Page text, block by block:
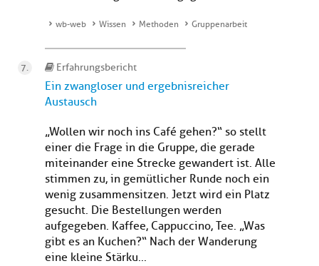
wb-web Wissen Methoden Gruppenarbeit
Erfahrungsbericht
Ein zwangloser und ergebnisreicher
Austausch
„Wollen wir noch ins Café gehen?“ so stellt
einer die Frage in die Gruppe, die gerade
miteinander eine Strecke gewandert ist. Alle
stimmen zu, in gemütlicher Runde noch ein
wenig zusammensitzen. Jetzt wird ein Platz
gesucht. Die Bestellungen werden
aufgegeben. Kaffee, Cappuccino, Tee. „Was
gibt es an Kuchen?“ Nach der Wanderung
eine kleine Stärku...